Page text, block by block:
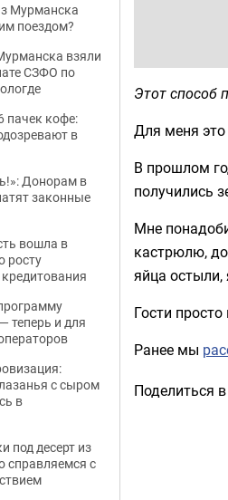
Этот способ
Для меня это
В прошлом
получились
Мне
кастрюлю,
яйца остыли,
Гости
Ранее мы
Поделиться
Мурманска
поездом?
взяли
СЗФО по
пачек кофе:
в
Донорам в
законные
вошла в
росту
теперь и для
с сыром
в
под десерт из
справляемся с